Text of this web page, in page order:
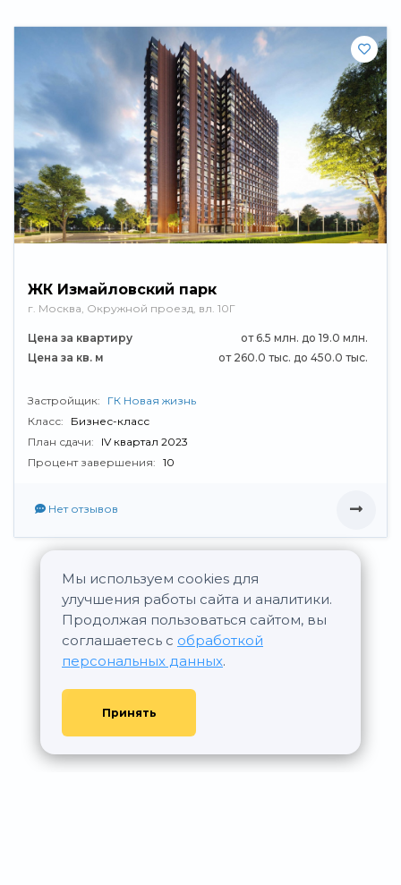
Мы используем cookies для
улучшения работы сайта и аналитики.
Продолжая пользоваться сайтом, вы
соглашаетесь с обработкой
персональных данных.
Принять
ЖК Измайловский парк
г. Москва, Окружной проезд, вл. 10Г
Цена за квартиру
от 6.5 млн. до 19.0 млн.
Цена за кв. м
от 260.0 тыс. до 450.0 тыс.
Застройщик:
ГК Новая жизнь
Класс:
Бизнес-класс
План сдачи:
IV квартал 2023
Процент завершения: 10
Нет отзывов
Все новостройки ГК Новая жизнь